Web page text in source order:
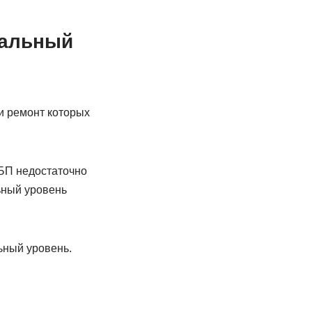
ремонт которых
недостаточно
уровень
уровень.